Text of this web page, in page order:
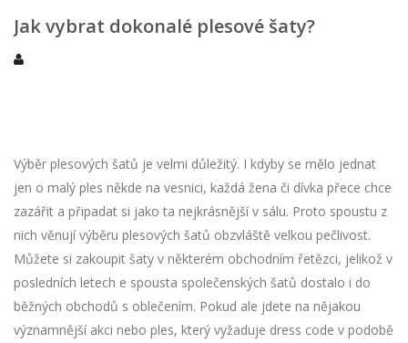
Jak vybrat dokonalé plesové šaty?
Výběr plesových šatů je velmi důležitý. I kdyby se mělo jednat
jen o malý ples někde na vesnici, každá žena či dívka přece chce
zazářit a připadat si jako ta nejkrásnější v sálu. Proto spoustu z
nich věnují výběru plesových šatů obzvláště velkou pečlivost.
Můžete si zakoupit šaty v některém obchodním řetězci, jelikož v
posledních letech e spousta společenských šatů dostalo i do
běžných obchodů s oblečením. Pokud ale jdete na nějakou
významnější akci nebo ples, který vyžaduje dress code v podobě